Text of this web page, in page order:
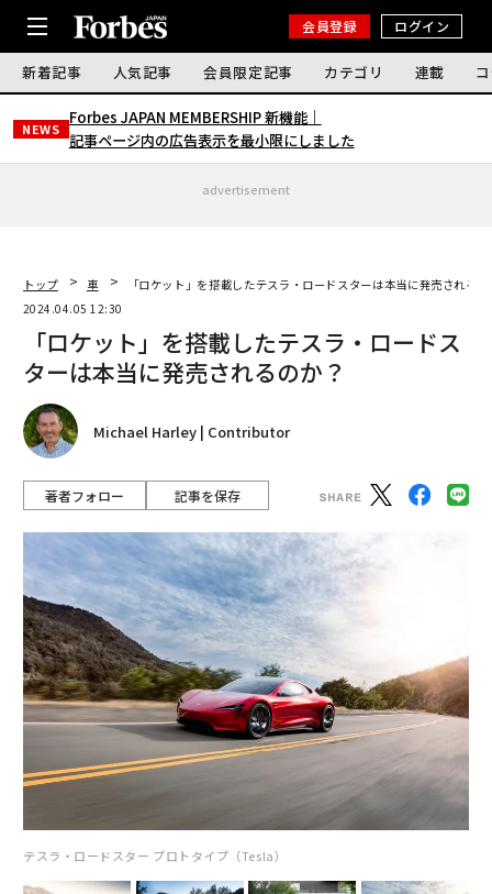
会員登録 ログイン
新着記事 人気記事 会員限定記事 カテゴリ 連載
NEWS
Forbes JAPAN MEMBERSHIP 新機能｜
記事ページ内の広告表示を最小限にしました
advertisement
トップ 車
「ロケット」を搭載したテスラ・ロードスターは本当に発売される
2024.04.05 12:30
「ロケット」を搭載したテスラ・ロードス
ターは本当に発売されるのか？
Michael Harley | Contributor
著者フォロー 記事を保存
テスラ・ロードスター プロトタイプ（Tesla）